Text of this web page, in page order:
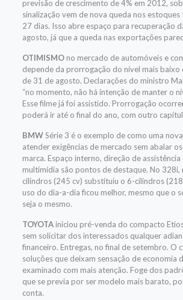
previsão de crescimento de 4% em 2012,
sinalização vem de nova queda nos
27 dias. Isso abre espaço para recuperação
agosto, já que a queda nas exportações
OTIMISMOno mercado de automóveis e
depende da prorrogação do nível mais baixo
de 31 de agosto. Declarações do ministro
“no momento, não há intenção de manter o
Esse filme já foi assistido. Prorrogação
poderá ir até o final do ano, com outro
BMWSérie 3 é o exemplo de como uma
atender exigências de mercado sem abalar
marca. Espaço interno, direção de
multimídia são pontos de destaque. No
cilindros (245 cv) substituiu o 6-cilindros
uso do dia-a-dia ficou melhor, mesmo que o
seja o mesmo.
TOYOTAiniciou pré-venda do compacto
sem solicitar dos interessados qualquer
financeiro. Entregas, no final de setembro. O
soluções que deixam sensação de economia
examinado com mais atenção. Foge dos
que se previa por ser modelo mais barato,
conta.